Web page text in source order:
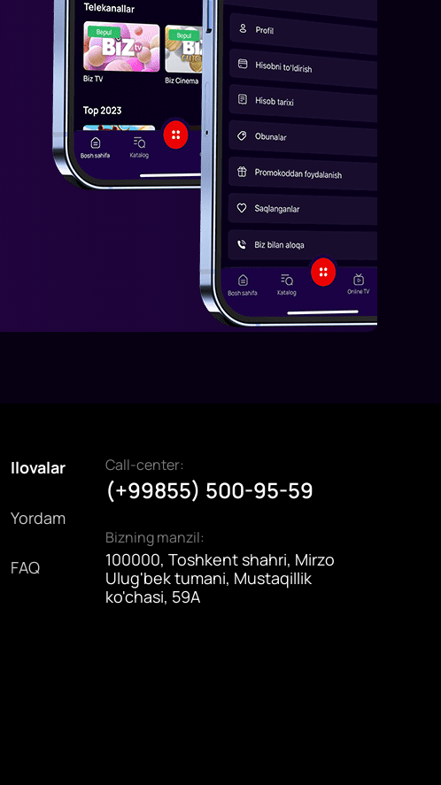
Ilovalar
Yordam
FAQ
Call-center:
(+99855) 500-95-59
Bizning manzil:
100000, Toshkent shahri, Mirzo
Ulug'bek tumani, Mustaqillik
ko'chasi, 59A